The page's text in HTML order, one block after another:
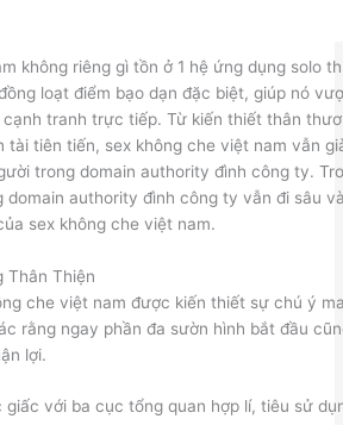
không riêng gì tồn ở 1 hệ ứng dụng solo
loạt điểm bạo dạn đặc biệt, giúp nó
tranh trực tiếp. Từ kiến thiết thân
tài tiên tiến, sex không che việt nam vẫn
trong domain authority đình công ty.
domain authority đình công ty vẫn đi sâu
sex không che việt nam.
Thân Thiện
che việt nam được kiến thiết sự chú ý
rằng ngay phần đa sườn hình bắt đầu
lợi.
với ba cục tổng quan hợp lí, tiêu sử